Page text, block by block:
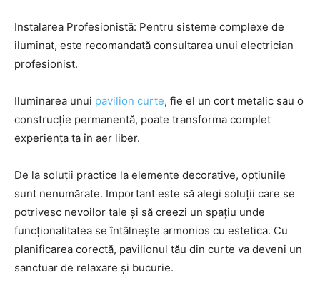
Instalarea Profesionistă: Pentru sisteme complexe de
iluminat, este recomandată consultarea unui electrician
profesionist.
Iluminarea unui pavilion curte, fie el un cort metalic sau o
construcție permanentă, poate transforma complet
experiența ta în aer liber.
De la soluții practice la elemente decorative, opțiunile
sunt nenumărate. Important este să alegi soluții care se
potrivesc nevoilor tale și să creezi un spațiu unde
funcționalitatea se întâlnește armonios cu estetica. Cu
planificarea corectă, pavilionul tău din curte va deveni un
sanctuar de relaxare și bucurie.